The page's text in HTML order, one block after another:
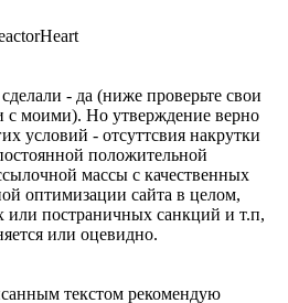
- да (ниже проверьте свои
с моими). Но утверждение верно
условий - отсуттсвия накрутки
положительной
массы с качественных
оптимизации сайта в целом,
или постраничных санкций и т.п,
или оцевидно.
текстом рекомендую